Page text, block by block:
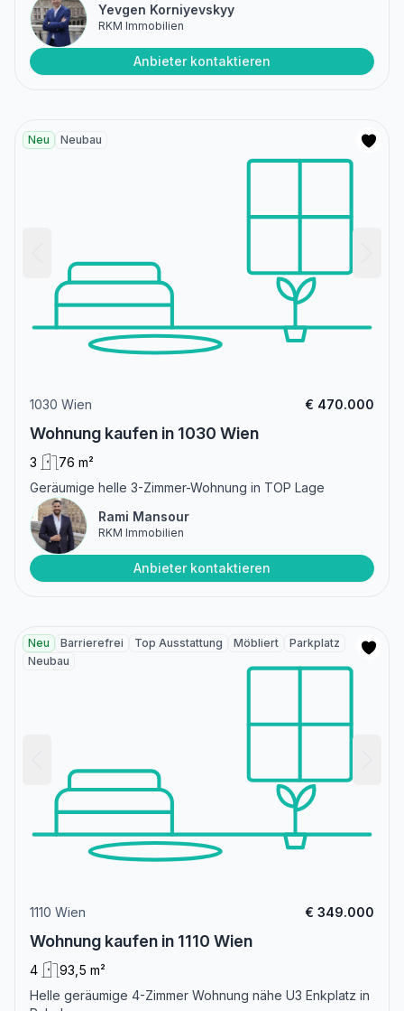
Yevgen Korniyevskyy
RKM Immobilien
Anbieter kontaktieren
Neu Neubau
1030 Wien € 470.000
Wohnung kaufen in 1030 Wien
3
76 m²
Geräumige helle 3-Zimmer-Wohnung in TOP Lage
Rami Mansour
RKM Immobilien
Anbieter kontaktieren
Neu Barrierefrei Top Ausstattung Möbliert
Parkplatz
Neubau
1110 Wien € 349.000
Wohnung kaufen in 1110 Wien
4
93,5 m²
Helle geräumige 4-Zimmer Wohnung nähe U3 Enkplatz in